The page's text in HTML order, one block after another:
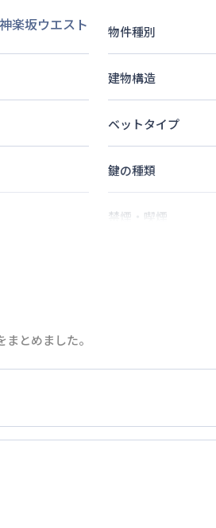
楽坂ウエスト 物件種別
建物構造
ベットタイプ
鍵の種類
禁煙・喫煙
とめました。
で撤去をお願いします。